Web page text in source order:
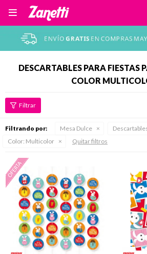

DESCARTABLES PARA FIESTAS
COLOR
Filtrando por: Mesa Dulce
Color: Multicolor Quitar filtros